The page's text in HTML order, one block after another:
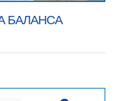
БАЛАНСА